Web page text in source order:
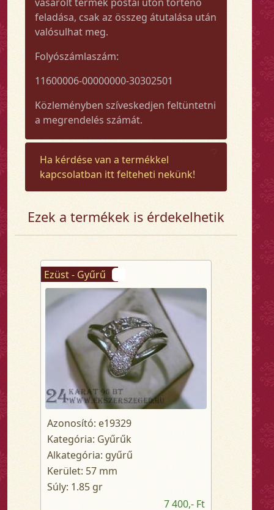
feladása, csak az összeg átutalása után
valósulhat meg.
Folyószámlaszám:
11600006-00000000-30302501
Közleményben szíveskedjen feltüntetni
a megrendelés számát.
Ha kérdése van a termékkel
kapcsolatban itt felteheti nekünk!
Ezek a termékek is érdekelhetik
Ezüst - Gyűrű
Azonosító: e19329
Kategória: Gyűrűk
Alkategória: gyűrű
Kerület: 57 mm
Súly: 1.85 gr
7 400,- Ft